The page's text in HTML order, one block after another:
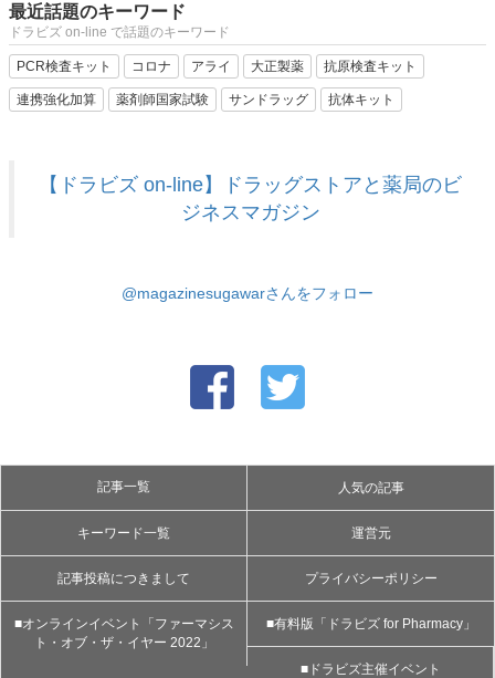
最近話題のキーワード
ドラビズ on-line で話題のキーワード
PCR検査キット コロナ アライ 大正製薬 抗原検査キット
連携強化加算 薬剤師国家試験 サンドラッグ 抗体キット
【ドラビズ on-line】ドラッグストアと薬局のビ
ジネスマガジン
@magazinesugawarさんをフォロー
記事一覧 人気の記事
キーワード一覧 運営元
記事投稿につきまして プライバシーポリシー
■オンラインイベント「ファーマシス
ト・オブ・ザ・イヤー 2022」
■有料版「ドラビズ for Pharmacy」
■ドラビズ主催イベント